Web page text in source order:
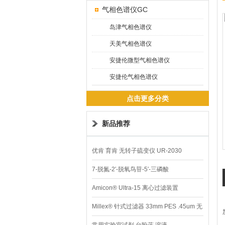
气相色谱仪GC
岛津气相色谱仪
天美气相色谱仪
安捷伦微型气相色谱仪
安捷伦气相色谱仪
点击更多分类
新品推荐
优肯 育肯 无转子硫变仪 UR-2030
7-脱氮-2′-脱氧鸟苷-5′-三磷酸
Amicon® Ultra-15 离心过滤装置
Millex® 针式过滤器 33mm PES .45um 无